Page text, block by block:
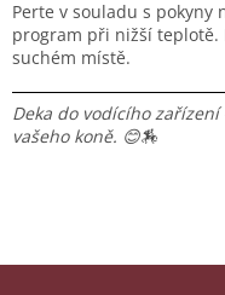
Perte v souladu s
program při nižší teplotě.
suchém místě.
Deka do vodícího
vašeho koně. 😊🏇
Z